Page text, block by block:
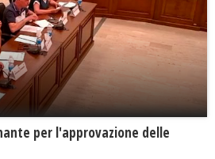
per l'approvazione delle